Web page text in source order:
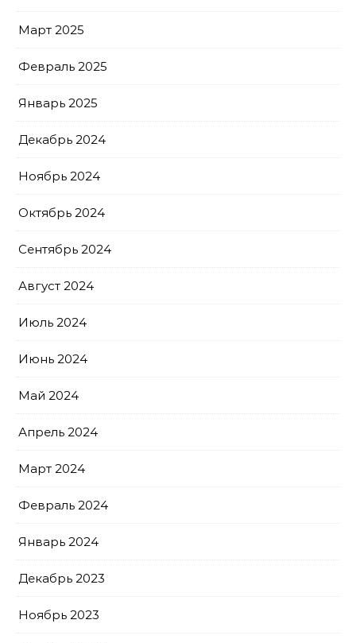
Март 2025
Февраль 2025
Январь 2025
Декабрь 2024
Ноябрь 2024
Октябрь 2024
Сентябрь 2024
Август 2024
Июль 2024
Июнь 2024
Май 2024
Апрель 2024
Март 2024
Февраль 2024
Январь 2024
Декабрь 2023
Ноябрь 2023